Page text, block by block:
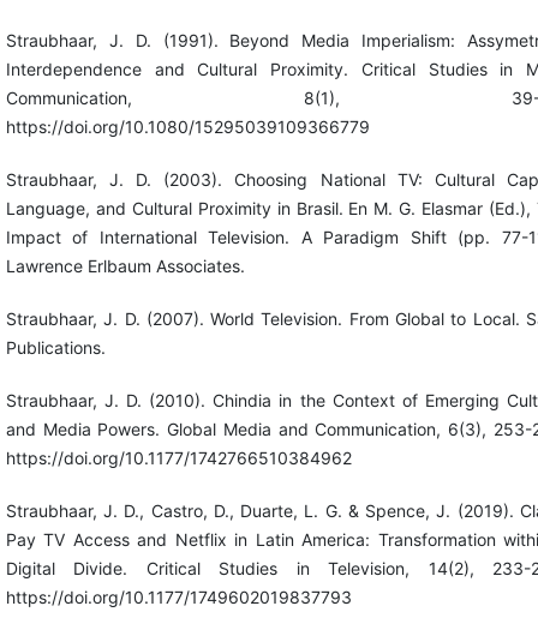
Straubhaar, J. D. (1991). Beyond Media Imperialism:
Interdependence and Cultural Proximity. Critical Studies in
Communication, 8(1), 39-
https://doi.org/10.1080/15295039109366779
Straubhaar, J. D. (2003). Choosing National TV: Cultural
Language, and Cultural Proximity in Brasil. En M. G. Elasmar (Ed.),
Impact of International Television. A Paradigm Shift (pp. 77-
Lawrence Erlbaum Associates.
Straubhaar, J. D. (2007). World Television. From Global to Local.
Publications.
Straubhaar, J. D. (2010). Chindia in the Context of Emerging
and Media Powers. Global Media and Communication, 6(3), 253-
https://doi.org/10.1177/1742766510384962
Straubhaar, J. D., Castro, D., Duarte, L. G. & Spence, J. (2019).
Pay TV Access and Netflix in Latin America: Transformation
Digital Divide. Critical Studies in Television, 14(2), 233-
https://doi.org/10.1177/1749602019837793